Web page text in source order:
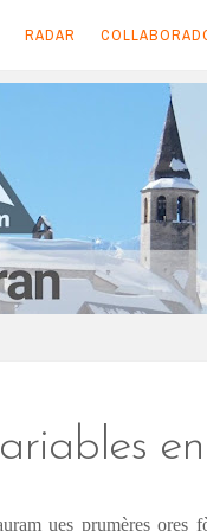
RADAR
ues prumères ores